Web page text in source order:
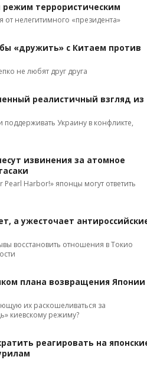
террористическим
нелегитимного «президента»
«дружить» с Китаем против
не любят друг друга
реалистичный взгляд из
поддерживать Украину в конфликте,
извинения за атомное
Harbor!» японцы могут ответить
а ужесточает
восстановить отношения в Токио
плана возвращения Японии
их раскошеливаться за
киевскому режиму?
реагировать на